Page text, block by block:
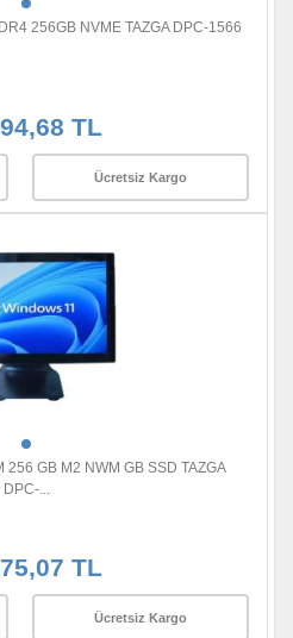
256GB NVME TAZGA DPC-1566
TL
Ücretsiz Kargo
256 GB M2 NWM GB SSD TAZGA
DPC-...
TL
Ücretsiz Kargo